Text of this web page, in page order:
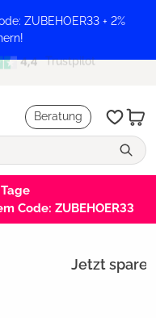
ZUBEHOER33 + 2%
Trustpilot
Beratung
Tage
Code: ZUBEHOER33
Jetzt sparen